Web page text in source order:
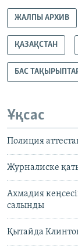
ЖАЛПЫ АРХИВ
ҚАЗАҚСТАН
БАС
Ұқсас
Полиция
Журналиске
Ахмадия
салынды
Қытайда